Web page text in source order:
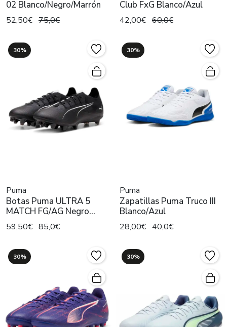
02 Blanco/Negro/Marrón
52,50€ 75,0€
Club FxG Blanco/Azul
42,00€ 60,0€
30%
Puma
Botas Puma ULTRA 5
MATCH FG/AG Negro
Hombre
59,50€ 85,0€
30%
Puma
Zapatillas Puma Truco III
Blanco/Azul
28,00€ 40,0€
30% 30%